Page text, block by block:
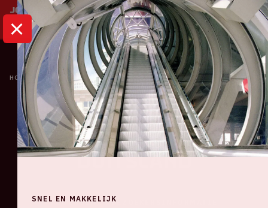
HOME KALENDER NEDERLAND - DUITSLAND
Oranje
Nederland -
Duitsland
ALGEMEEN BEZOEKERSINFORMATIE
SNEL EN MAKKELIJK